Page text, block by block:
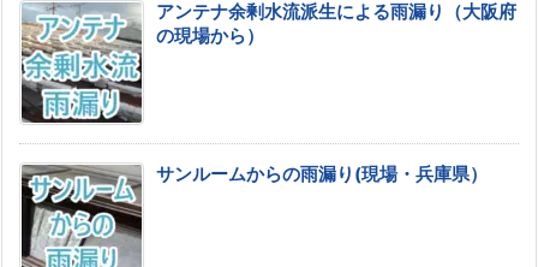
アンテナ余剰水流派生による雨漏り（大阪府
の現場から）
サンルームからの雨漏り(現場・兵庫県）